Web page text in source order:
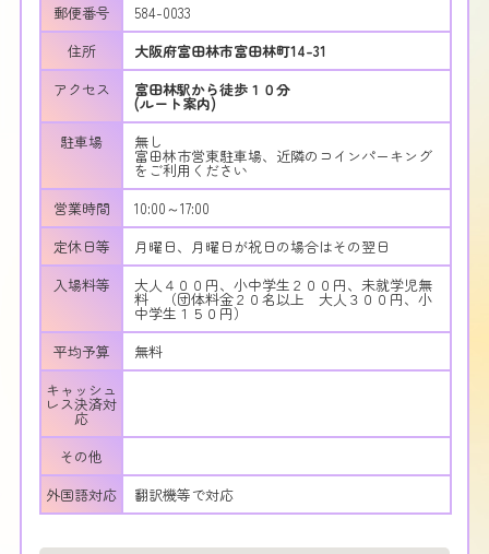
郵便番号
584-0033
住所
大阪府富田林市富田林町14-31
アクセス
富田林駅から徒歩１０分
(ルート案内)
駐車場
無し
富田林市営東駐車場、近隣のコインパーキング
をご利用ください
営業時間
10:00～17:00
定休日等
月曜日、月曜日が祝日の場合はその翌日
入場料等
大人４００円、小中学生２００円、未就学児無
料 （団体料金２０名以上 大人３００円、小
中学生１５０円）
平均予算
無料
キャッシュ
レス決済対
応
その他
外国語対応
翻訳機等で対応